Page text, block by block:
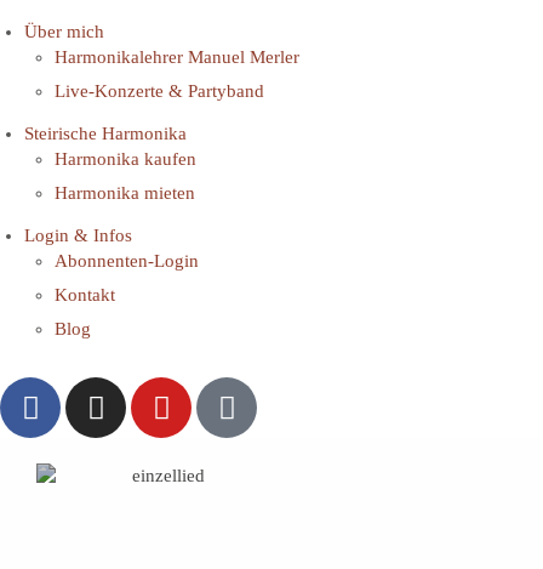
Über mich
Harmonikalehrer Manuel Merler
Live-Konzerte & Partyband
Steirische Harmonika
Harmonika kaufen
Harmonika mieten
Login & Infos
Abonnenten-Login
Kontakt
Blog